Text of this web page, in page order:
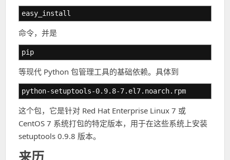
easy_install
命令，并是
pip
等现代 Python 包管理工具的基础依赖。具体到
python-setuptools-0.9.8-7.el7.noarch.rpm
这个包，它是针对 Red Hat Enterprise Linux 7 或
CentOS 7 系统打包的特定版本，用于在这些系统上安装
setuptools 0.9.8 版本。
来历